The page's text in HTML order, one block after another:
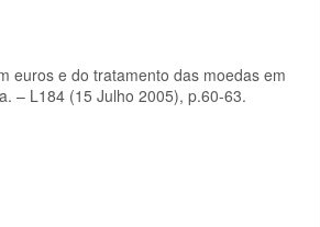
euros e do tratamento das moedas em
– L184 (15 Julho 2005), p.60-63.